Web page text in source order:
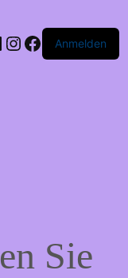
Instagram
Facebook
Anmelden
Sie